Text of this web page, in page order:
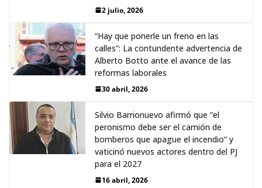
2 julio, 2026
“Hay que ponerle un freno en las
calles”: La contundente advertencia de
Alberto Botto ante el avance de las
reformas laborales
30 abril, 2026
Silvio Barrionuevo afirmó que “el
peronismo debe ser el camión de
bomberos que apague el incendio” y
vaticinó nuevos actores dentro del PJ
para el 2027
16 abril, 2026